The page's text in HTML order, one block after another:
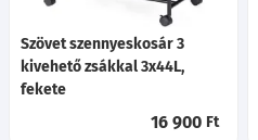
Szövet szennyeskosár 3
kivehető zsákkal 3x44L,
fekete
16 900 Ft